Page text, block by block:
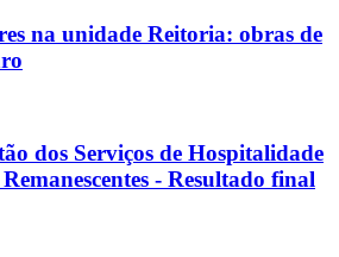
na unidade Reitoria: obras de
dos Serviços de Hospitalidade
- Resultado final